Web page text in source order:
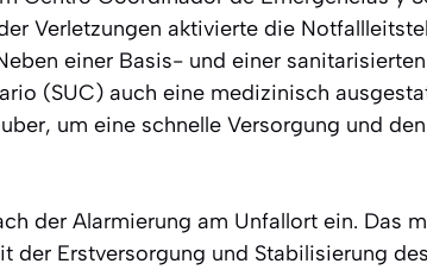
Verletzungen aktivierte die
einer Basis- und einer
(SUC) auch eine medizinisch
um eine schnelle Versorgung und
der Alarmierung am Unfallort ein. Das
der Erstversorgung und Stabilisierung